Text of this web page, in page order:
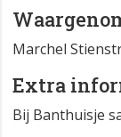
Marchel
Extra
Bij Banthuisje